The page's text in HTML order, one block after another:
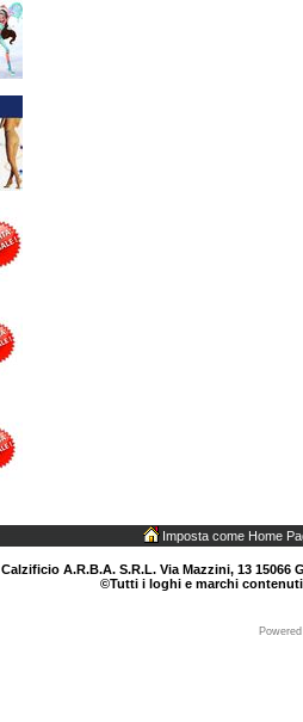
Imposta come Home
Calzificio A.R.B.A. S.R.L. Via Mazzini, 13 15066
©Tutti i loghi e marchi